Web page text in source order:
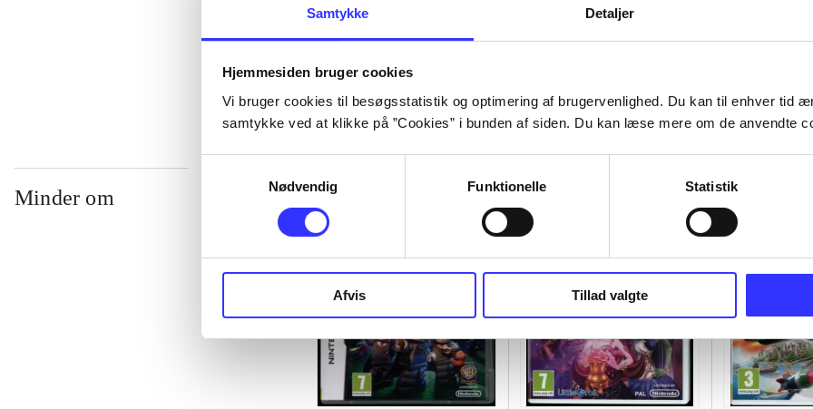
Samtykke Detaljer
Hjemmesiden bruger cookies
Vi bruger cookies til besøgsstatistik og optimering af brugervenlighed. Du kan til enhver tid
samtykke ved at klikke på ”Cookies” i bunden af siden. Du kan læse mere om de anvendte
Nødvendig
Funktionelle Statistik
Afvis Tillad valgte
Minder om